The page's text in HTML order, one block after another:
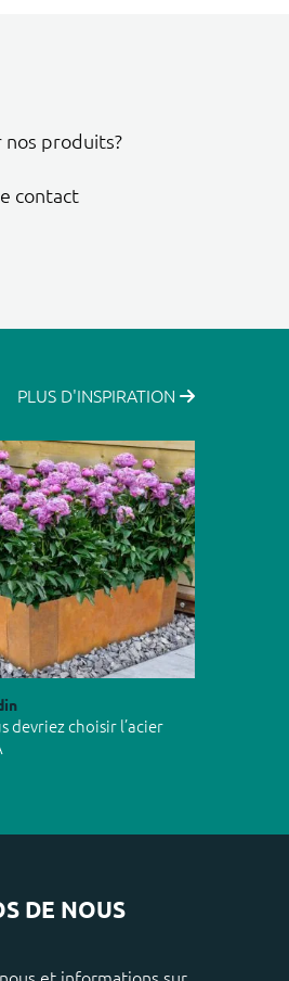
nos produits?
contact
PLUS D'INSPIRATION
devriez choisir l’acier
DE NOUS
et informations sur